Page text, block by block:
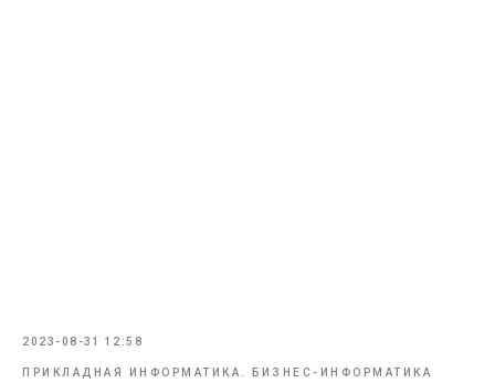
2023-08-31 12:58
ПРИКЛАДНАЯ ИНФОРМАТИКА. БИЗНЕС-ИНФОРМАТИКА